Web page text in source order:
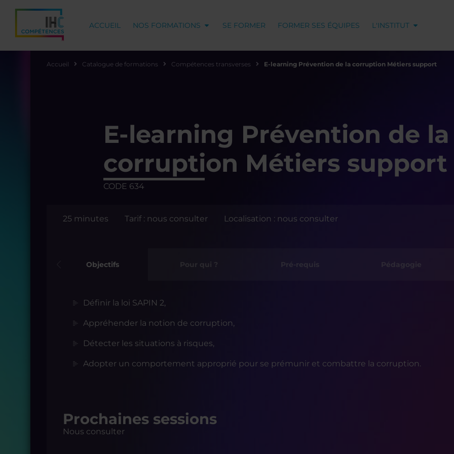
ACCUEIL NOS FORMATIONS SE FORMER FORMER SES ÉQUIPES L'INSTITUT
Accueil Catalogue de formations Compétences transverses E-learning Prévention de la corruption Métiers support
E-learning Prévention de la
corruption Métiers support
CODE 634
25 minutes Tarif : nous consulter Localisation : nous consulter
Objectifs Pour qui ?
Définir la loi SAPIN 2,
Appréhender la notion de corruption,
Détecter les situations à risques,
Adopter un comportement approprié pour se prémunir et combattre la corruption.
Prochaines sessions
Nous consulter